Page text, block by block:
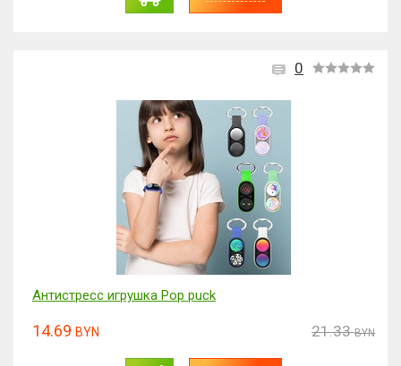
0
Антистресс игрушка Pop puck
14.69 BYN 21.33 BYN